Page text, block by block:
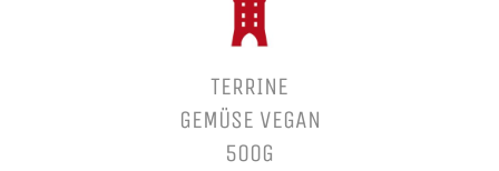
TERRINE
GEMÜSE VEGAN
500G